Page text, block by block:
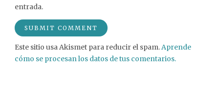
entrada.
Este sitio usa Akismet para reducir el spam.Aprende
cómo se procesan los datos de tus comentarios.